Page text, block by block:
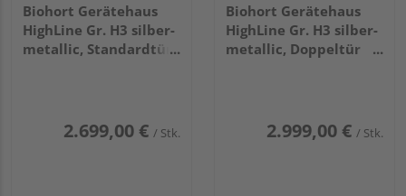
Biohort Gerätehaus
HighLine Gr. H3 silber-
metallic, Standardtür
2.699,00 € / Stk.
Biohort Gerätehaus
HighLine Gr. H3 silber-
metallic, Doppeltür
2.999,00 € / Stk.